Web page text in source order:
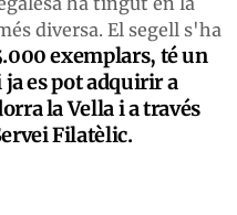
diversa. El segell s'ha
exemplars, té un
es pot adquirir a
la Vella i a través
Filatèlic.